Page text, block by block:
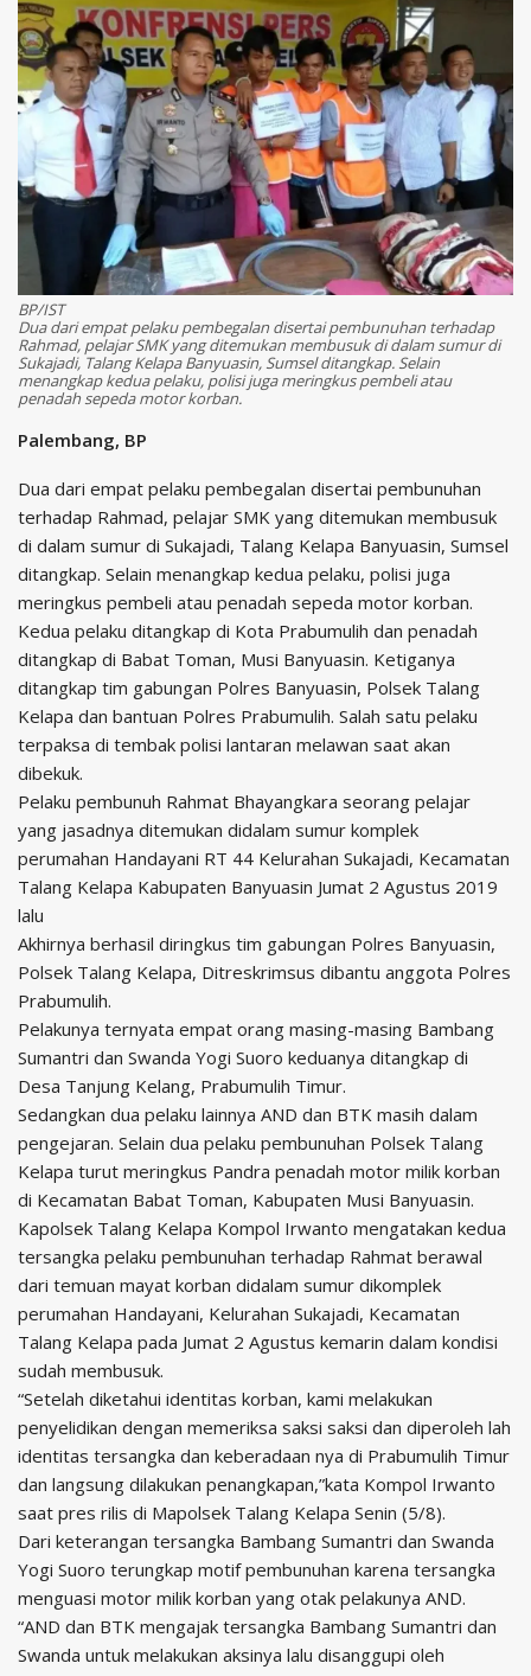
BP/IST
Dua dari empat pelaku pembegalan disertai pembunuhan terhadap
Rahmad, pelajar SMK yang ditemukan membusuk di dalam sumur di
Sukajadi, Talang Kelapa Banyuasin, Sumsel ditangkap. Selain
menangkap kedua pelaku, polisi juga meringkus pembeli atau
penadah sepeda motor korban.
Palembang, BP
Dua dari empat pelaku pembegalan disertai pembunuhan
terhadap Rahmad, pelajar SMK yang ditemukan membusuk
di dalam sumur di Sukajadi, Talang Kelapa Banyuasin, Sumsel
ditangkap. Selain menangkap kedua pelaku, polisi juga
meringkus pembeli atau penadah sepeda motor korban.
Kedua pelaku ditangkap di Kota Prabumulih dan penadah
ditangkap di Babat Toman, Musi Banyuasin. Ketiganya
ditangkap tim gabungan Polres Banyuasin, Polsek Talang
Kelapa dan bantuan Polres Prabumulih. Salah satu pelaku
terpaksa di tembak polisi lantaran melawan saat akan
dibekuk.
Pelaku pembunuh Rahmat Bhayangkara seorang pelajar
yang jasadnya ditemukan didalam sumur komplek
perumahan Handayani RT 44 Kelurahan Sukajadi, Kecamatan
Talang Kelapa Kabupaten Banyuasin Jumat 2 Agustus 2019
lalu
Akhirnya berhasil diringkus tim gabungan Polres Banyuasin,
Polsek Talang Kelapa, Ditreskrimsus dibantu anggota Polres
Prabumulih.
Pelakunya ternyata empat orang masing-masing Bambang
Sumantri dan Swanda Yogi Suoro keduanya ditangkap di
Desa Tanjung Kelang, Prabumulih Timur.
Sedangkan dua pelaku lainnya AND dan BTK masih dalam
pengejaran. Selain dua pelaku pembunuhan Polsek Talang
Kelapa turut meringkus Pandra penadah motor milik korban
di Kecamatan Babat Toman, Kabupaten Musi Banyuasin.
Kapolsek Talang Kelapa Kompol Irwanto mengatakan kedua
tersangka pelaku pembunuhan terhadap Rahmat berawal
dari temuan mayat korban didalam sumur dikomplek
perumahan Handayani, Kelurahan Sukajadi, Kecamatan
Talang Kelapa pada Jumat 2 Agustus kemarin dalam kondisi
sudah membusuk.
“Setelah diketahui identitas korban, kami melakukan
penyelidikan dengan memeriksa saksi saksi dan diperoleh lah
identitas tersangka dan keberadaan nya di Prabumulih Timur
dan langsung dilakukan penangkapan,”kata Kompol Irwanto
saat pres rilis di Mapolsek Talang Kelapa Senin (5/8).
Dari keterangan tersangka Bambang Sumantri dan Swanda
Yogi Suoro terungkap motif pembunuhan karena tersangka
menguasi motor milik korban yang otak pelakunya AND.
“AND dan BTK mengajak tersangka Bambang Sumantri dan
Swanda untuk melakukan aksinya lalu disanggupi oleh